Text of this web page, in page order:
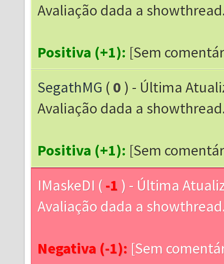
Avaliação dada a
Positiva (+1): [Sem
SegathMG ( 0 ) - Última
Avaliação dada a
Positiva (+1): [Sem
IMaskeDI (-1 ) - Última
Avaliação dada a
Negativa (-1): [Sem